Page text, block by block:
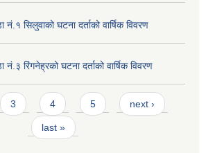
नं.१ सिलुवाको घटना दर्ताको वार्षिक विवरण
नं.३ रिंगनेह्रको घटना दर्ताको वार्षिक विवरण
3 4 5 next ›
last »